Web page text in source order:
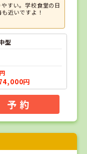
すい。学校食堂の日
近いですよ！
型
円
予 約